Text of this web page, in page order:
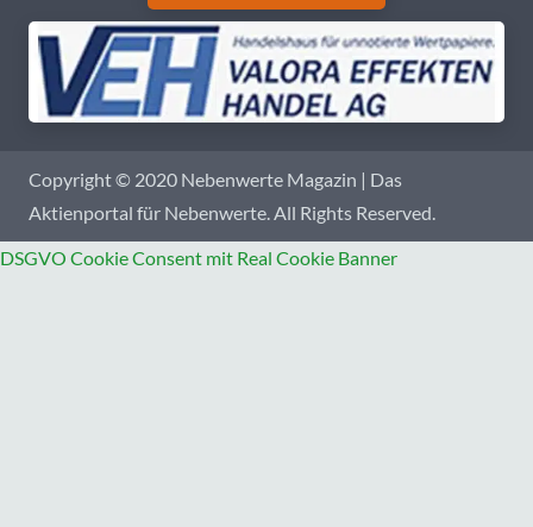
Copyright © 2020 Nebenwerte Magazin | Das
Aktienportal für Nebenwerte. All Rights Reserved.
DSGVO Cookie Consent mit Real Cookie Banner